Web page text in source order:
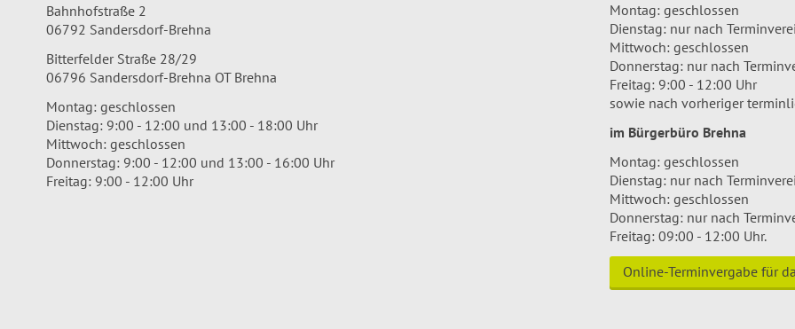
Bahnhofstraße 2
06792 Sandersdorf-Brehna
Bitterfelder Straße 28/29
06796 Sandersdorf-Brehna OT Brehna
Montag: geschlossen
Dienstag: 9:00 - 12:00 und 13:00 - 18:00 Uhr
Mittwoch: geschlossen
Donnerstag: 9:00 - 12:00 und 13:00 - 16:00 Uhr
Freitag: 9:00 - 12:00 Uhr
Montag: geschlossen
Dienstag: nur nach
Mittwoch: geschlossen
Donnerstag: nur nach
Freitag: 9:00 - 12:00 Uhr
sowie nach vorheriger
im Bürgerbüro Brehna
Montag: geschlossen
Dienstag: nur nach
Mittwoch: geschlossen
Donnerstag: nur nach
Freitag: 09:00 - 12:00 Uhr.
Online-Terminvergabe für